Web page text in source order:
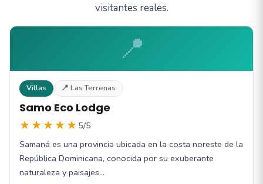
visitantes reales.
📍
Villas 📍 Las Terrenas
Samo Eco Lodge
★★★★★ 5/5
Samaná es una provincia ubicada en la costa noreste de la
República Dominicana, conocida por su exuberante
naturaleza y paisajes…